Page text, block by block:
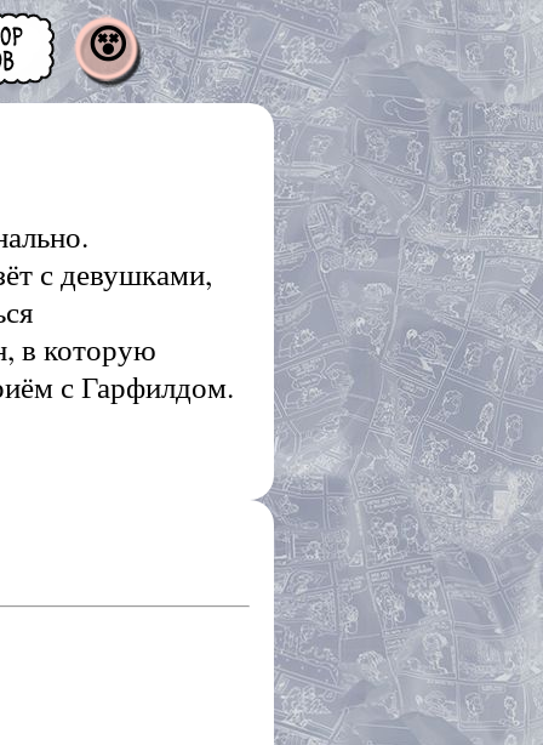
😵
с девушками,
в которую
с Гарфилдом.